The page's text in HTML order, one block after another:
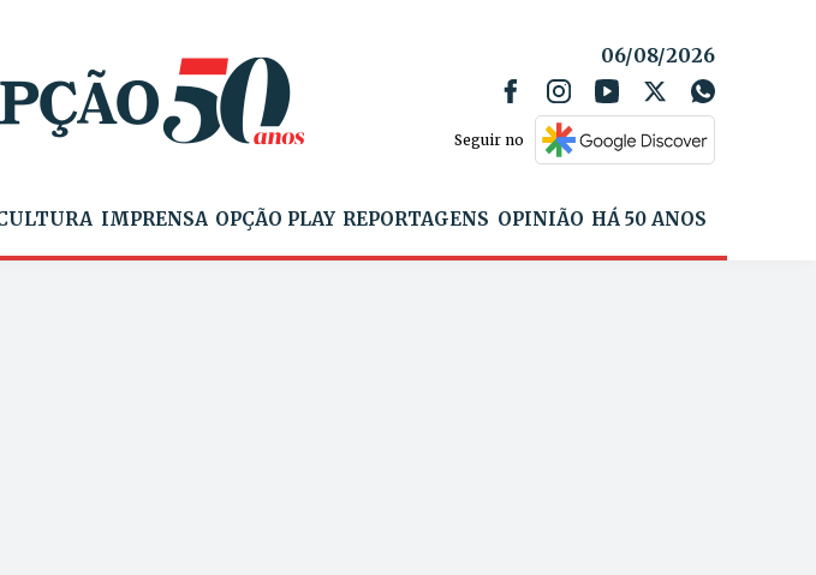
06/08/2026
Seguir no
IMPRENSA OPÇÃO PLAY REPORTAGENS OPINIÃO HÁ 50 ANOS